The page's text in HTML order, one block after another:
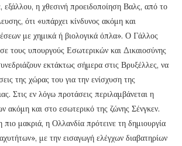
η χθεσινή προειδοποίηση Βαλς, από το
ότι «υπάρχει κίνδυνος ακόμη και
με χημικά ή βιολογικά όπλα». Ο Γάλλος
τους υπουργούς Εσωτερικών και Δικαιοσύνης
εκτάκτως σήμερα στις Βρυξέλλες, να
της χώρας του για την ενίσχυση της
Στις εν λόγω προτάσεις περιλαμβάνεται η
ακόμη και στο εσωτερικό της ζώνης Σένγκεν.
μακριά, η Ολλανδία πρότεινε τη δημιουργία
με την εισαγωγή ελέγχων διαβατηρίων